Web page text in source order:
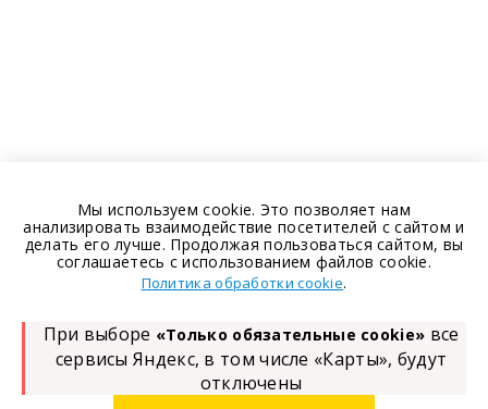
Мы используем cookie. Это позволяет нам
анализировать взаимодействие посетителей с сайтом и
делать его лучше. Продолжая пользоваться сайтом, вы
соглашаетесь с использованием файлов cookie.
Политика обработки cookie.
При выборе «Только обязательные cookie» все
сервисы Яндекс, в том числе «Карты», будут
отключены